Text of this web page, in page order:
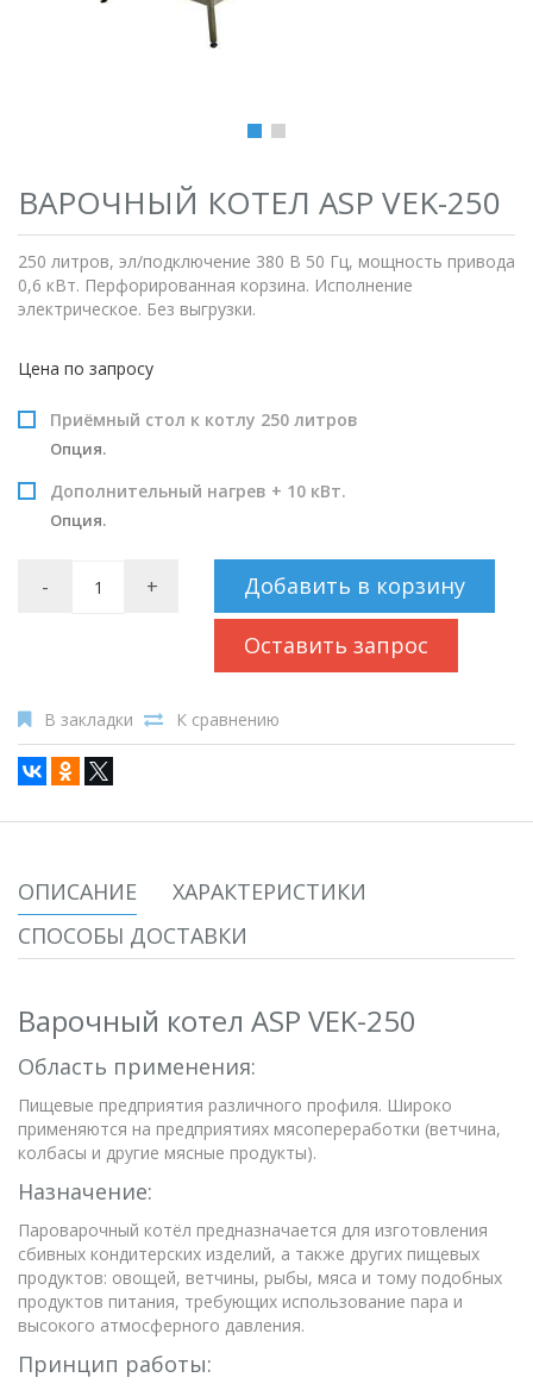
ВАРОЧНЫЙ КОТЕЛ ASP VEK-250
250 литров, эл/подключение 380 В 50 Гц, мощность привода
0,6 кВт. Перфорированная корзина. Исполнение
электрическое. Без выгрузки.
Цена по запросу
Приёмный стол к котлу 250 литров
Опция.
Дополнительный нагрев + 10 кВт.
Опция.
- + Добавить в корзину
Оставить запрос
В закладки К сравнению
ОПИСАНИЕ
ХАРАКТЕРИСТИКИ
СПОСОБЫ ДОСТАВКИ
Варочный котел ASP VEK-250
Область применения:
Пищевые предприятия различного профиля. Широко
применяются на предприятиях мясопереработки (ветчина,
колбасы и другие мясные продукты).
Назначение:
Пароварочный котёл предназначается для изготовления
сбивных кондитерских изделий, а также других пищевых
продуктов: овощей, ветчины, рыбы, мяса и тому подобных
продуктов питания, требующих использование пара и
высокого атмосферного давления.
Принцип работы: